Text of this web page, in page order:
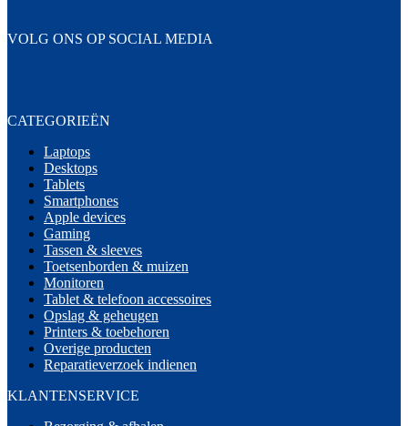
VOLG ONS OP SOCIAL MEDIA
CATEGORIEËN
Laptops
Desktops
Tablets
Smartphones
Apple devices
Gaming
Tassen & sleeves
Toetsenborden & muizen
Monitoren
Tablet & telefoon accessoires
Opslag & geheugen
Printers & toebehoren
Overige producten
Reparatieverzoek indienen
KLANTENSERVICE